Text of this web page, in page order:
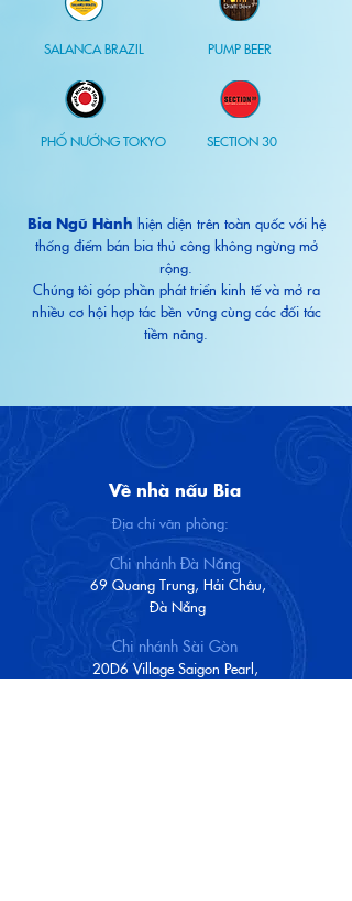
SALANCA BRAZIL ​PUMP BEER
PHỐ NƯỚNG TOKYO SECTION 30
Bia Ngũ Hành hiện diện trên toàn quốc với hệ
thống điểm bán bia thủ công không ngừng mở
rộng.
Chúng tôi góp phần phát triển kinh tế và mở ra
nhiều cơ hội hợp tác bền vững cùng các đối tác
tiềm năng.
Về nhà nấu Bia
Địa chỉ văn phòng:
69 Quang Trung, Hải Châu,
Đà Nẵng
Chi nhánh Sài Gòn
20D6 Village Saigon Pearl,
Chi nhánh Đà Nẵng